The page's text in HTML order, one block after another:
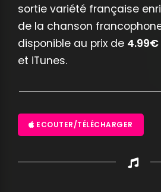
sortie variété française
de la chanson
disponible au prix de 4.99€
et iTunes.
ECOUTER/TÉLÉCHARGER